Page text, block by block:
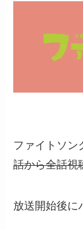
ファイトソン
話から全話視
放送開始後に